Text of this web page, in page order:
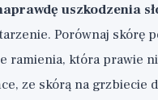
uszkodzenia
Porównaj skórę
ramienia, która prawie
ze skórą na grzbiecie